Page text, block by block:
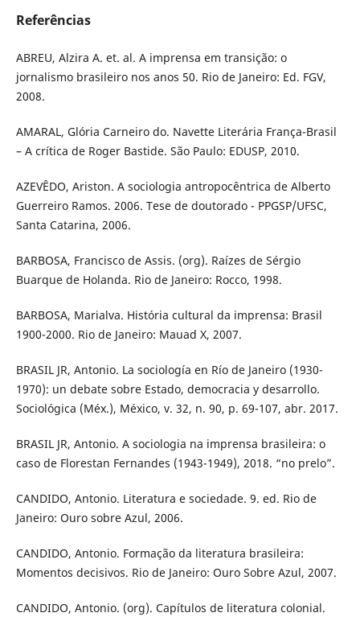
Referências
ABREU, Alzira A. et. al. A imprensa em transição: o
jornalismo brasileiro nos anos 50. Rio de Janeiro: Ed. FGV,
2008.
AMARAL, Glória Carneiro do. Navette Literária França-Brasil
– A crítica de Roger Bastide. São Paulo: EDUSP, 2010.
AZEVÊDO, Ariston. A sociologia antropocêntrica de Alberto
Guerreiro Ramos. 2006. Tese de doutorado - PPGSP/UFSC,
Santa Catarina, 2006.
BARBOSA, Francisco de Assis. (org). Raízes de Sérgio
Buarque de Holanda. Rio de Janeiro: Rocco, 1998.
BARBOSA, Marialva. História cultural da imprensa: Brasil
1900-2000. Rio de Janeiro: Mauad X, 2007.
BRASIL JR, Antonio. La sociología en Río de Janeiro (1930-
1970): un debate sobre Estado, democracia y desarrollo.
Sociológica (Méx.), México, v. 32, n. 90, p. 69-107, abr. 2017.
BRASIL JR, Antonio. A sociologia na imprensa brasileira: o
caso de Florestan Fernandes (1943-1949), 2018. “no prelo”.
CANDIDO, Antonio. Literatura e sociedade. 9. ed. Rio de
Janeiro: Ouro sobre Azul, 2006.
CANDIDO, Antonio. Formação da literatura brasileira:
Momentos decisivos. Rio de Janeiro: Ouro Sobre Azul, 2007.
CANDIDO, Antonio. (org). Capítulos de literatura colonial.